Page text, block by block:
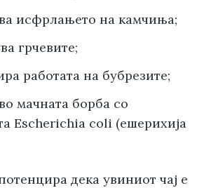
исфрлањето на камчиња;
грчевите;
работата на бубрезите;
мачната борба со
Escherichia coli (ешерихија
дека увиниот чај е